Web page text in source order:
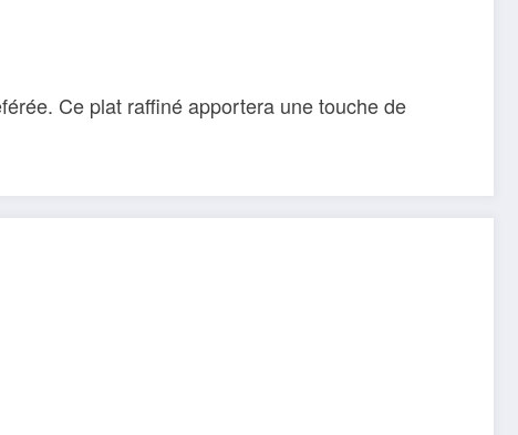
Ce plat raffiné apportera une touche de